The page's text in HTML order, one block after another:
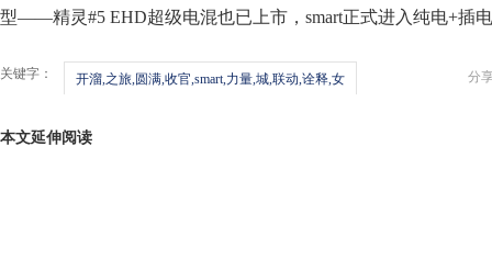
型——精灵#5 EHD超级电混也已上市，smart正式进入纯电+插
分
关键字： 开溜,之旅,圆满,收官,smart,力量,城,联动,诠释,女
本文延伸阅读